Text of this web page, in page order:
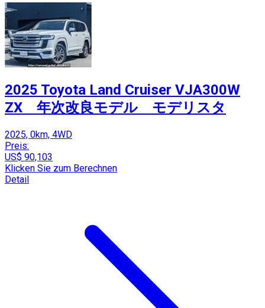
2025 Toyota Land Cruiser VJA300W
ZX 年次改良モデル モデリスタ
2025, 0km, 4WD
Preis:
US$ 90,103
Klicken Sie zum Berechnen
Detail